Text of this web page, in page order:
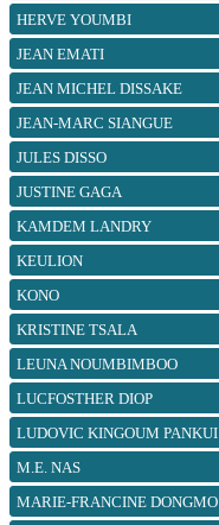
HERVE YOUMBI
JEAN EMATI
JEAN MICHEL DISSAKE
JEAN-MARC SIANGUE
JULES DISSO
JUSTINE GAGA
KAMDEM LANDRY
KEULION
KONO
KRISTINE TSALA
LEUNA NOUMBIMBOO
LUCFOSTHER DIOP
LUDOVIC KINGOUM PANKUI
M.E. NAS
MARIE-FRANCINE DONGMO